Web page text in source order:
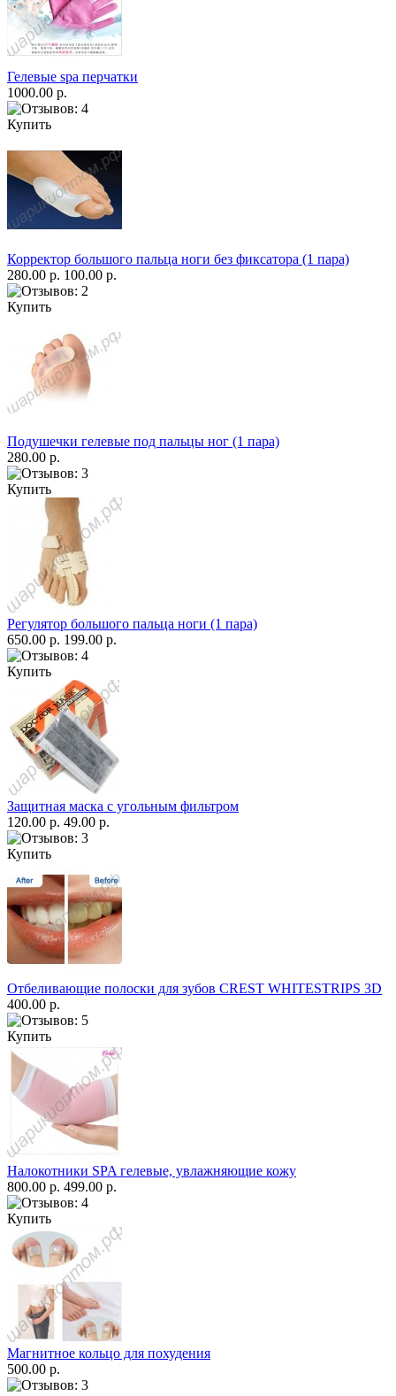
Гелевые spa перчатки
1000.00 р.
Купить
Корректор большого пальца ноги без фиксатора (1 пара)
280.00 р. 100.00 р.
Купить
Подушечки гелевые под пальцы ног (1 пара)
280.00 р.
Купить
Регулятор большого пальца ноги (1 пара)
650.00 р. 199.00 р.
Купить
Защитная маска с угольным фильтром
120.00 р. 49.00 р.
Купить
Отбеливающие полоски для зубов CREST WHITESTRIPS 3D
400.00 р.
Купить
Налокотники SPA гелевые, увлажняющие кожу
800.00 р. 499.00 р.
Купить
Магнитное кольцо для похудения
500.00 р.